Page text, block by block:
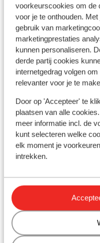
voorkeurscookies om de
voor je te onthouden.
gebruik van
marketingprestaties
kunnen personaliseren.
derde partij cookies
internetgedrag volgen
relevanter voor je te
Door op 'Accepteer' te
plaatsen van alle
meer informatie incl. de
kunt selecteren welke
elk moment je
intrekken.
saisonniers très
confortable.
saisonniers très
confortable.
Vertalen naar het
Lelimousin Anne
Met familie
Bekijk
Ligging
Afstanden
Skipiste: 300 m